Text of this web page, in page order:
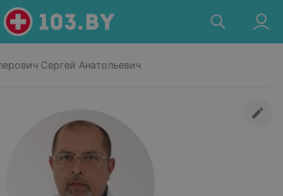
Сергей Анатольевич